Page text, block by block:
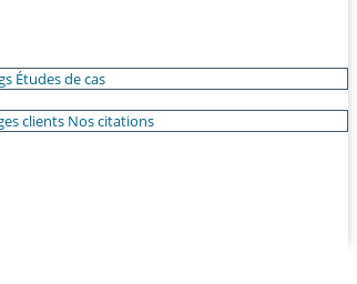
Études de cas
clients Nos citations